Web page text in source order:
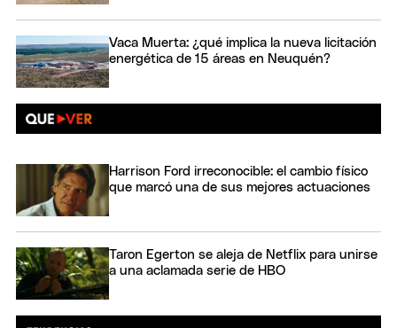
Vaca Muerta: ¿qué implica la nueva licitación
energética de 15 áreas en Neuquén?
Harrison Ford irreconocible: el cambio físico
que marcó una de sus mejores actuaciones
Taron Egerton se aleja de Netflix para unirse
a una aclamada serie de HBO